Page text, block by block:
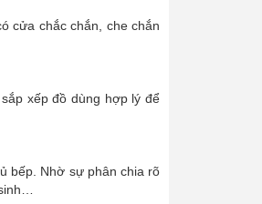
cửa chắc chắn, che chắn
xếp đồ dùng hợp lý để
bếp. Nhờ sự phân chia rõ